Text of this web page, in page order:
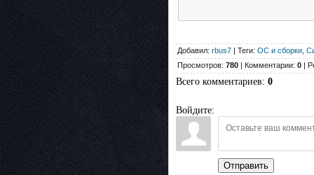
Добавил: rbus7 | Теги: ОС и сборки
Просмотров: 780 | Комментарии: 0 |
Всего комментариев: 0
Войдите:
Отправить